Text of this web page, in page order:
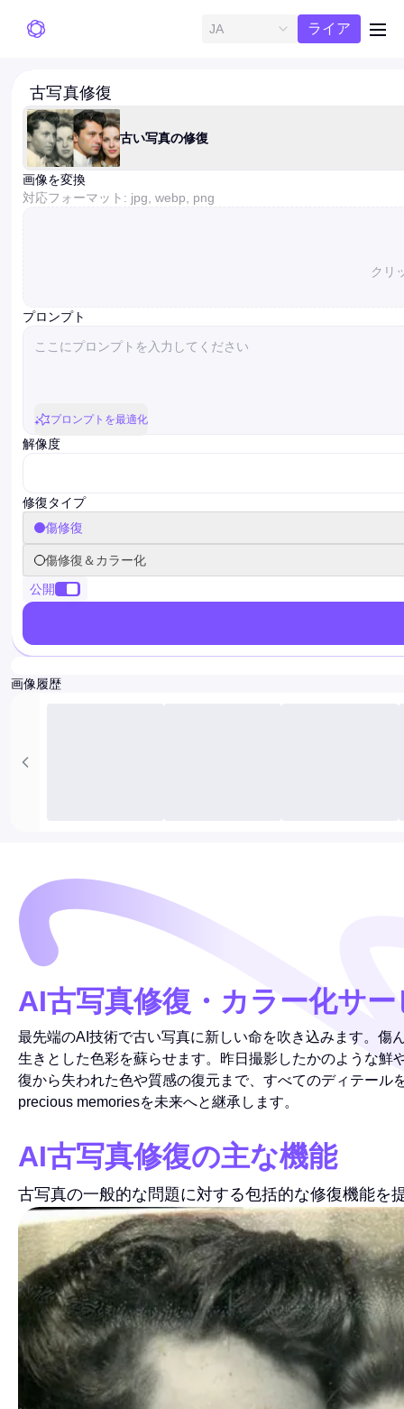
JA
ライア
古写真修復
古い写真の修復
画像を変換
対応フォーマット: jpg, webp, png
クリ
プロンプト
プロンプトを最適化
解像度
修復タイプ
傷修復
傷修復＆カラー化
公開
画像履歴
AI古写真修復・カラー化サ
最先端のAI技術で古い写真に新しい命を吹き込みます。傷
生きとした色彩を蘇らせます。昨日撮影したかのような
復から失われた色や質感の復元まで、すべてのディテー
precious memoriesを未来へと継承します。
AI古写真修復の主な機能
古写真の一般的な問題に対する包括的な修復機能を